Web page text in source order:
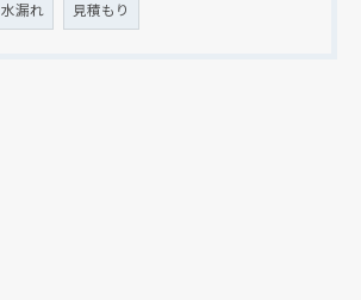
水漏れ 見積もり